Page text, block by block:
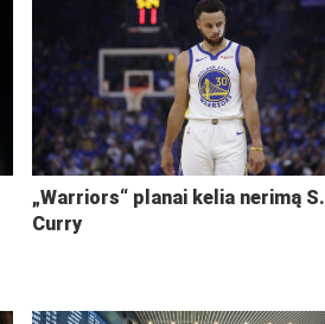
„Warriors“ planai kelia nerimą S.
Curry